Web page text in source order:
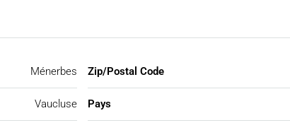
Ménerbes
Vaucluse
Zip/Postal Code
Pays